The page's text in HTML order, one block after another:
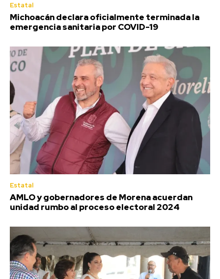
Estatal
Michoacán declara oficialmente terminada la
emergencia sanitaria por COVID-19
Estatal
AMLO y gobernadores de Morena acuerdan
unidad rumbo al proceso electoral 2024